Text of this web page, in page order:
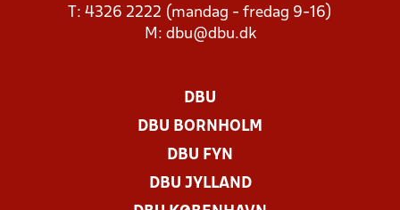
T: 4326 2222 (mandag - fredag 9-16)
M: dbu@dbu.dk
DBU
DBU BORNHOLM
DBU FYN
DBU JYLLAND